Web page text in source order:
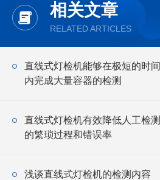
相关文章
RELATED ARTICLES
直线式灯检机能够在极短的时间
内完成大量容器的检测
直线式灯检机有效降低人工检测
的繁琐过程和错误率
浅谈直线式灯检机的检测内容